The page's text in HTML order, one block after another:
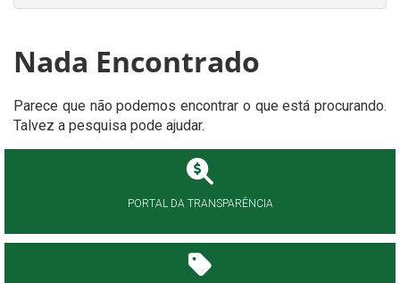
Nada Encontrado
Parece que não podemos encontrar o que está procurando.
Talvez a pesquisa pode ajudar.
PORTAL DA TRANSPARÊNCIA